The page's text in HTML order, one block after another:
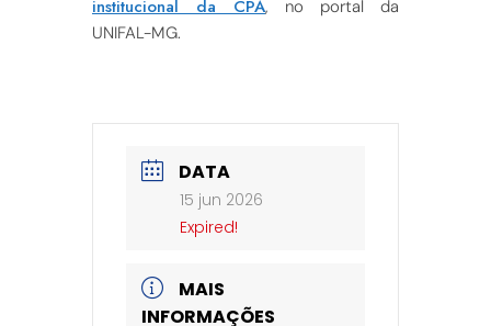
institucional da CPA, no portal da
UNIFAL-MG.
DATA
15 jun 2026
Expired!
MAIS
INFORMAÇÕES